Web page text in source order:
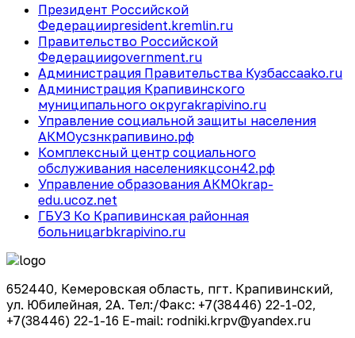
Президент Российской
Федерацииpresident.kremlin.ru
Правительство Российской
Федерацииgovernment.ru
Администрация Правительства Кузбассаako.ru
Администрация Крапивинского
муниципального округаkrapivino.ru
Управление социальной защиты населения
АКМОусзнкрапивино.рф
Комплексный центр социального
обслуживания населениякцсон42.рф
Управление образования АКМОkrap-
edu.ucoz.net
ГБУЗ Ко Крапивинская районная
больницаrbkrapivino.ru
652440, Кемеровская область, пгт. Крапивинский,
ул. Юбилейная, 2А. Тел:/Факс: +7(38446) 22-1-02,
+7(38446) 22-1-16 E-mail: rodniki.krpv@yandex.ru